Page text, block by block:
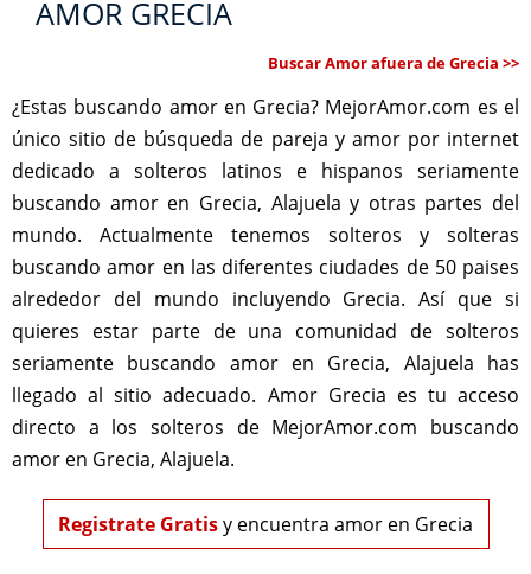
AMOR GRECIA
Buscar Amor afuera de Grecia >>
¿Estas buscando amor en Grecia? MejorAmor.com es el
único sitio de búsqueda de pareja y amor por internet
dedicado a solteros latinos e hispanos seriamente
buscando amor en Grecia, Alajuela y otras partes del
mundo. Actualmente tenemos solteros y solteras
buscando amor en las diferentes ciudades de 50 paises
alrededor del mundo incluyendo Grecia. Así que si
quieres estar parte de una comunidad de solteros
seriamente buscando amor en Grecia, Alajuela has
llegado al sitio adecuado. Amor Grecia es tu acceso
directo a los solteros de MejorAmor.com buscando
amor en Grecia, Alajuela.
Registrate Gratisy encuentra amor en Grecia